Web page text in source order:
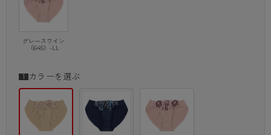
グレースワイン
（645）-LL
カラーを選ぶ